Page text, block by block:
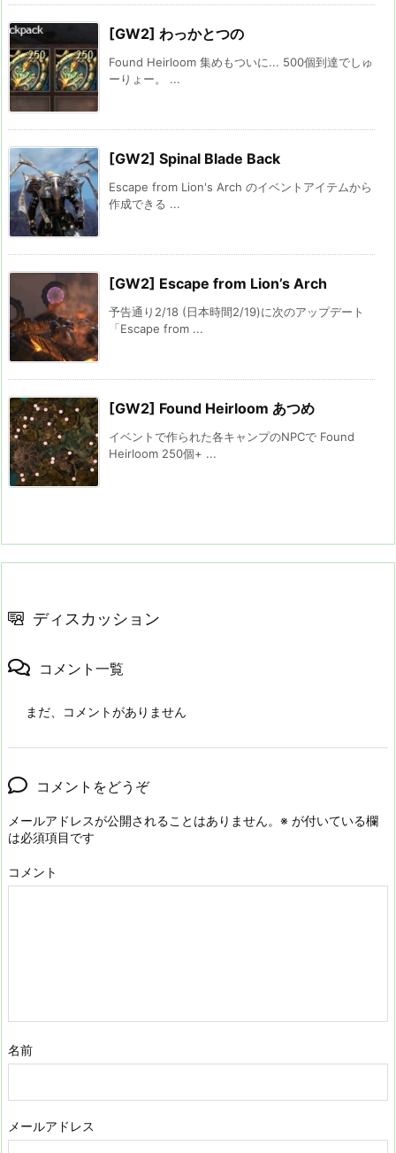
[GW2] わっかとつの
Found Heirloom 集めもついに... 500個到達でしゅ
ーりょー。 ...
[GW2] Spinal Blade Back
Escape from Lion's Arch のイベントアイテムから
作成できる ...
[GW2] Escape from Lion’s Arch
予告通り2/18 (日本時間2/19)に次のアップデート
「Escape from ...
[GW2] Found Heirloom あつめ
イベントで作られた各キャンプのNPCで Found
Heirloom 250個+ ...
ディスカッション
コメント一覧
まだ、コメントがありません
コメントをどうぞ
メールアドレスが公開されることはありません。 ※ が付いている欄
は必須項目です
コメント
名前
メールアドレス